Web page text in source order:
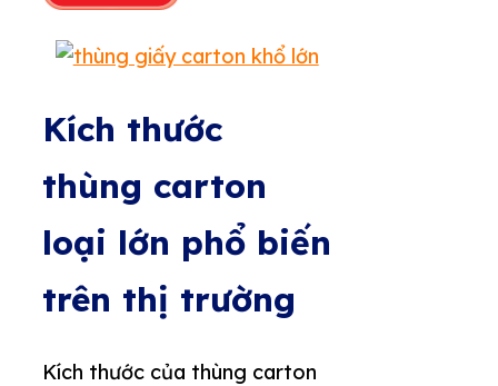
Kích thước
thùng carton
loại lớn phổ biến
trên thị trường
Kích thước của thùng carton